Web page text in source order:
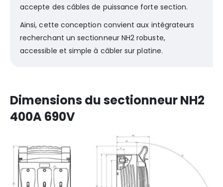
accepte des câbles de puissance forte section.
Ainsi, cette conception convient aux intégrateurs
recherchant un sectionneur NH2 robuste,
accessible et simple à câbler sur platine.
Dimensions du sectionneur NH2
400A 690V